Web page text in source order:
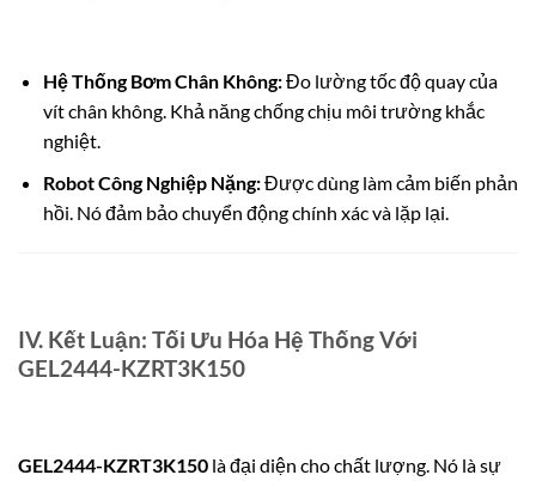
Hệ Thống Bơm Chân Không:Đo lường tốc độ quay của
vít chân không. Khả năng chống chịu môi trường khắc
nghiệt.
Robot Công Nghiệp Nặng:Được dùng làm cảm biến phản
hồi. Nó đảm bảo chuyển động chính xác và lặp lại.
IV. Kết Luận: Tối Ưu Hóa Hệ Thống Với
GEL2444-KZRT3K150
GEL2444-KZRT3K150 là đại diện cho chất lượng. Nó là sự